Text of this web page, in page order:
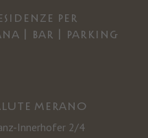
per
| Bar | Parking
Merano
Innerhofer 2/4